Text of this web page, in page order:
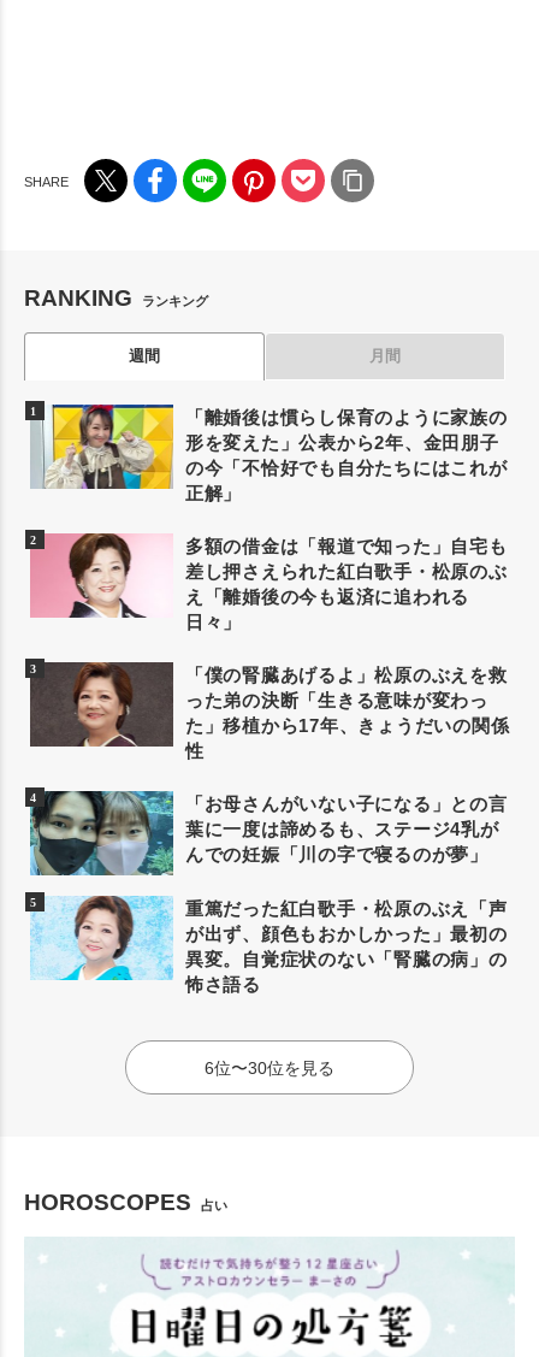
RANKING ランキング
週間 月間
「離婚後は慣らし保育のように家族の
形を変えた」公表から2年、金田朋子
の今「不恰好でも自分たちにはこれが
正解」
多額の借金は「報道で知った」自宅も
差し押さえられた紅白歌手・松原のぶ
え「離婚後の今も返済に追われる
日々」
「僕の腎臓あげるよ」松原のぶえを救
った弟の決断「生きる意味が変わっ
た」移植から17年、きょうだいの関係
性
「お母さんがいない子になる」との言
葉に一度は諦めるも、ステージ4乳が
んでの妊娠「川の字で寝るのが夢」
重篤だった紅白歌手・松原のぶえ「声
が出ず、顔色もおかしかった」最初の
異変。自覚症状のない「腎臓の病」の
怖さ語る
6位〜30位を見る
HOROSCOPES 占い